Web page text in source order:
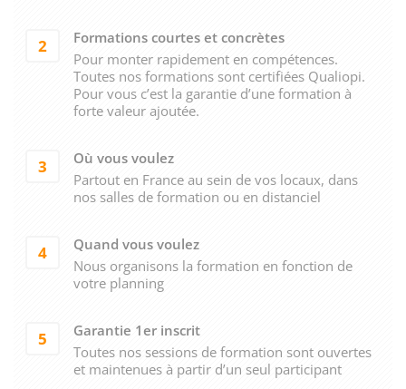
2
Formations courtes et concrètes
Pour monter rapidement en compétences.
Toutes nos formations sont certifiées Qualiopi.
Pour vous c’est la garantie d’une formation à
forte valeur ajoutée.
3
Où vous voulez
Partout en France au sein de vos locaux, dans
nos salles de formation ou en distanciel
4
Quand vous voulez
Nous organisons la formation en fonction de
votre planning
5
Garantie 1er inscrit
Toutes nos sessions de formation sont ouvertes
et maintenues à partir d’un seul participant